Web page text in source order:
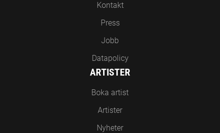
Kontakt
Press
Jobb
Datapolicy
ARTISTER
Boka artist
Artister
Nyheter